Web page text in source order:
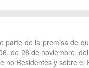
parte de la premisa de
de 28 de noviembre,
no Residentes y sobre